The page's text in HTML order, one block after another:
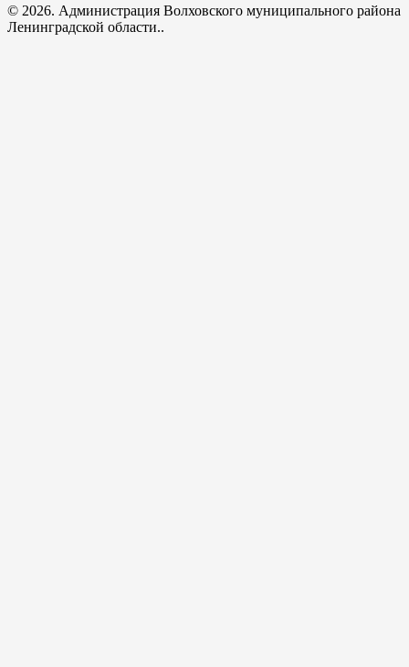
© 2026. Администрация Волховского муниципального района
Ленинградской области..